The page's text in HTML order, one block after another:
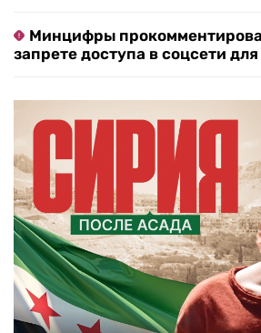
Минцифры
запрете доступа в соцсети